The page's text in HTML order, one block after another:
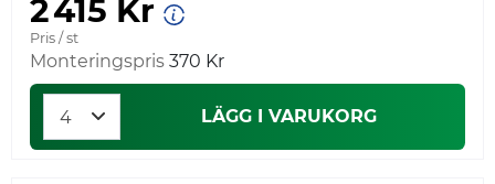
2 415 Kr
Pris / st
Monteringspris 370 Kr
LÄGG I VARUKORG